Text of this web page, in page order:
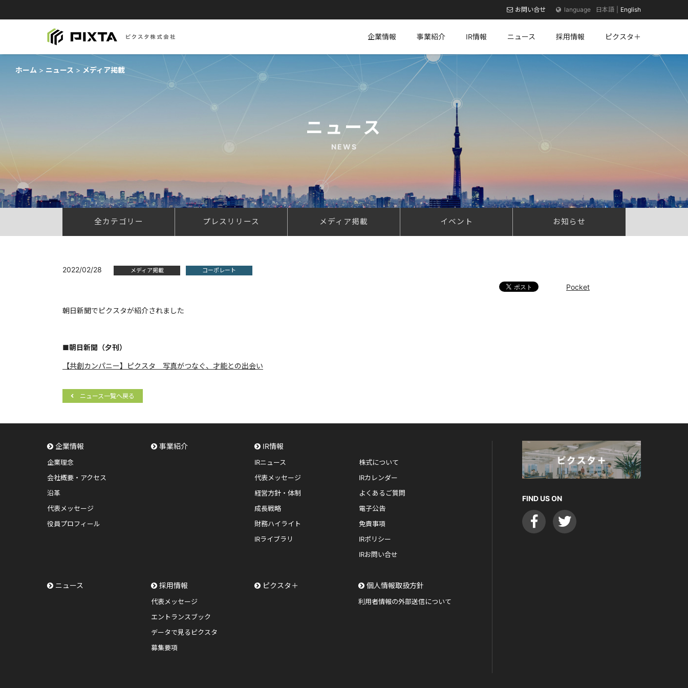
企業情報 事業紹介 IR情報 ニュース 採用情報 ピクスタ＋
お問い合せ 日本語 English
ホーム ニュース メディア掲載
ニュース
NEWS
全カテゴリー プレスリリース メディア掲載 イベント お知らせ
2022/02/28 メディア掲載 コーポレート
Pocket
朝日新聞でピクスタが紹介されました
■朝日新聞（夕刊）
【共創カンパニー】ピクスタ 写真がつなぐ、才能との出会い
ニュース一覧へ戻る
企業情報
企業理念
会社概要・アクセス
沿革
代表メッセージ
役員プロフィール
事業紹介 IR情報
IRニュース
代表メッセージ
経営方針・体制
成長戦略
財務ハイライト
IRライブラリ
株式について
IRカレンダー
よくあるご質問
電子公告
免責事項
IRポリシー
IRお問い合せ
ニュース 採用情報
代表メッセージ
エントランスブック
データで見るピクスタ
募集要項
ピクスタ＋ 個人情報取扱方針
利用者情報の外部送信について
FIND US ON